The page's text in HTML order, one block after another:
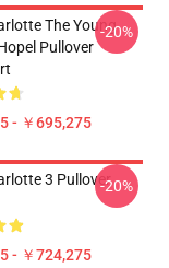
The Young
Pullover
- ￥695,275
-20%
3 Pullover
- ￥724,275
-20%